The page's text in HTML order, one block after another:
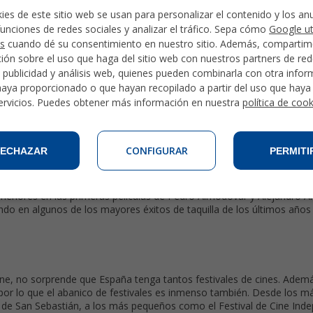
españoles y no mencionar a Pedro Almodóvar, al que algunos
como 'Mujeres al borde de un ataque de nervios' o 'Volver'.
en la sociedad española, propiciado por el fin de la dictadura de
importantes, y no podría haber una gran película española
España está llena de ellos! Algunos de los actores más conocidos
actores españoles, como es el caso de Penélope Cruz,
en las primeras películas de Pedro Almodóvar y Alejandro
en algunos de los mayores éxitos de taquilla de los últimos
no sorprende que España tenga tantos festivales de cines.
lo que el abanico de festivales es inmenso también. Desde los
San Sebastián, a los más pequeños como el Festival de Cine
de este sitio web se usan para personalizar el contenido y los
de redes sociales y analizar el tráfico. Sepa cómo Google
cuando dé su consentimiento en nuestro sitio. Además,
sobre el uso que haga del sitio web con nuestros partners de
publicidad y análisis web, quienes pueden combinarla con otra
proporcionado o que hayan recopilado a partir del uso que
Puedes obtener más información en nuestra política de
CONFIGURAR